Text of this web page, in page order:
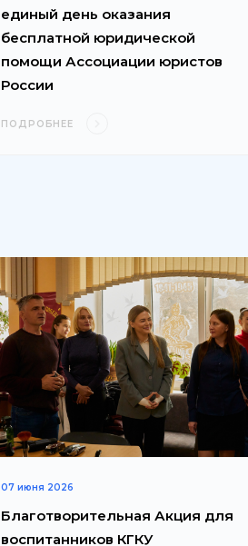
единый день оказания
бесплатной юридической
помощи Ассоциации юристов
России
ПОДРОБНЕЕ
07 июня 2026
Благотворительная Акция для
воспитанников КГКУ